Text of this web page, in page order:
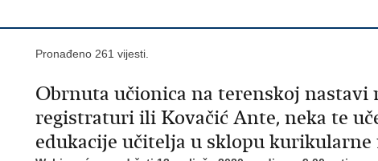
Pronađeno 261 vijesti.
Obrnuta učionica na terenskoj
registraturi ili Kovačić Ante, neka te
edukacije učitelja u sklopu kurikularne